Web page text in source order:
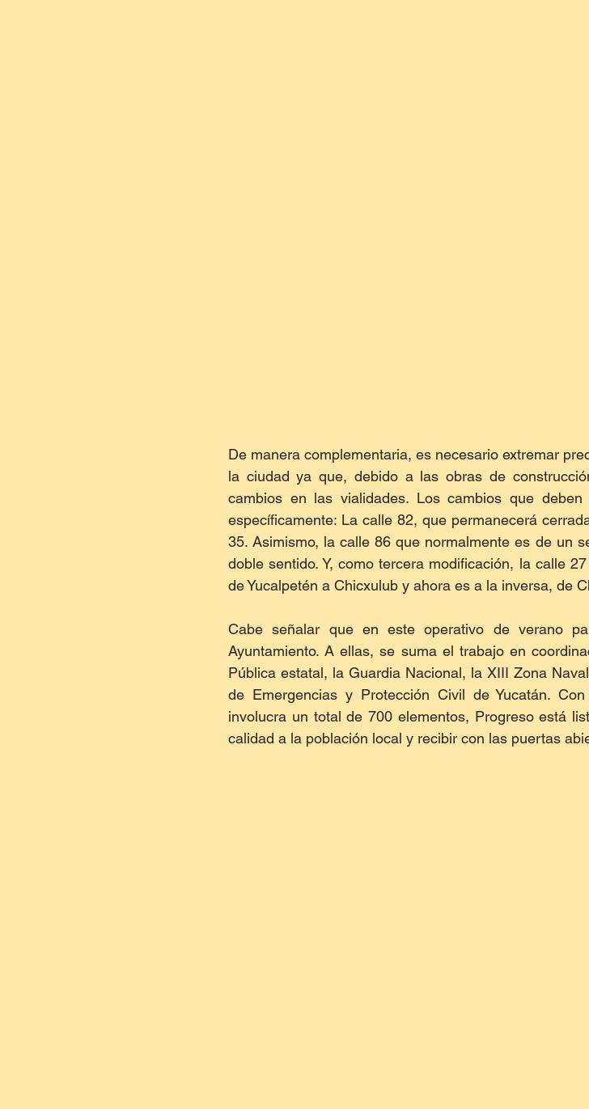
De manera complementaria, es necesario extremar
la ciudad ya que, debido a las obras de
cambios en las vialidades. Los cambios que
específicamente: La calle 82, que permanecerá
35. Asimismo, la calle 86 que normalmente es de un
doble sentido. Y, como tercera modificación, la calle
de Yucalpetén a Chicxulub y ahora es a la inversa, de
Cabe señalar que en este operativo de verano
Ayuntamiento. A ellas, se suma el trabajo en
Pública estatal, la Guardia Nacional, la XIII Zona
de Emergencias y Protección Civil de Yucatán.
involucra un total de 700 elementos, Progreso está
calidad a la población local y recibir con las puertas